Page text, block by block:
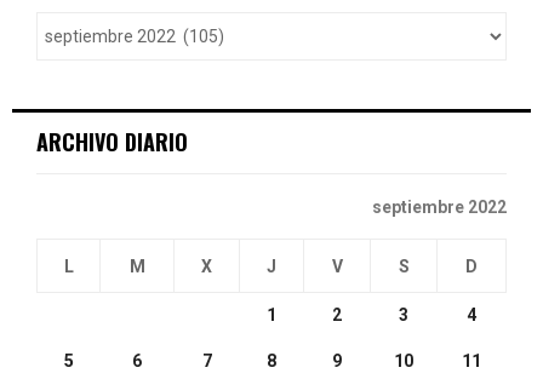
ARCHIVO DIARIO
septiembre 2022
L M X J V S D
1 2 3 4
5 6 7 8 9 10 11